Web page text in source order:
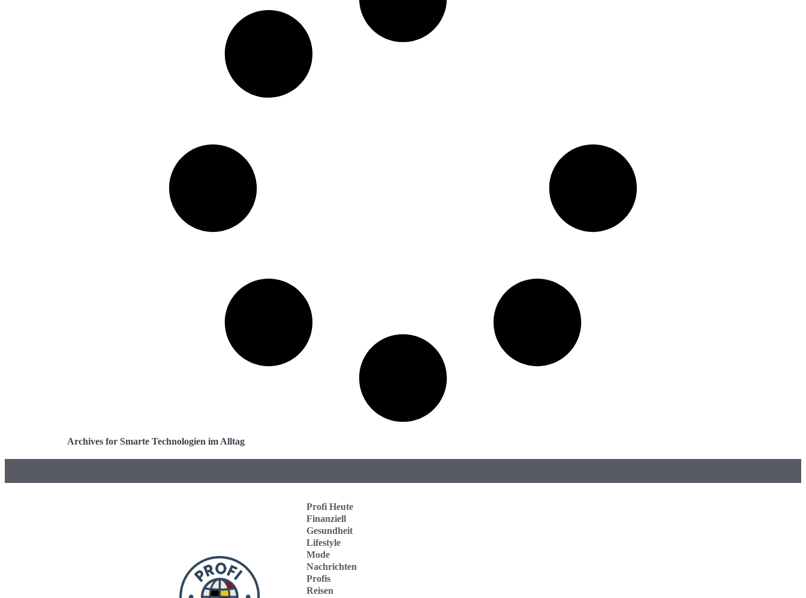
Archives for Smarte Technologien im Alltag
Profi Heute
Finanziell
Gesundheit
Lifestyle
Mode
Nachrichten
Profis
Reisen